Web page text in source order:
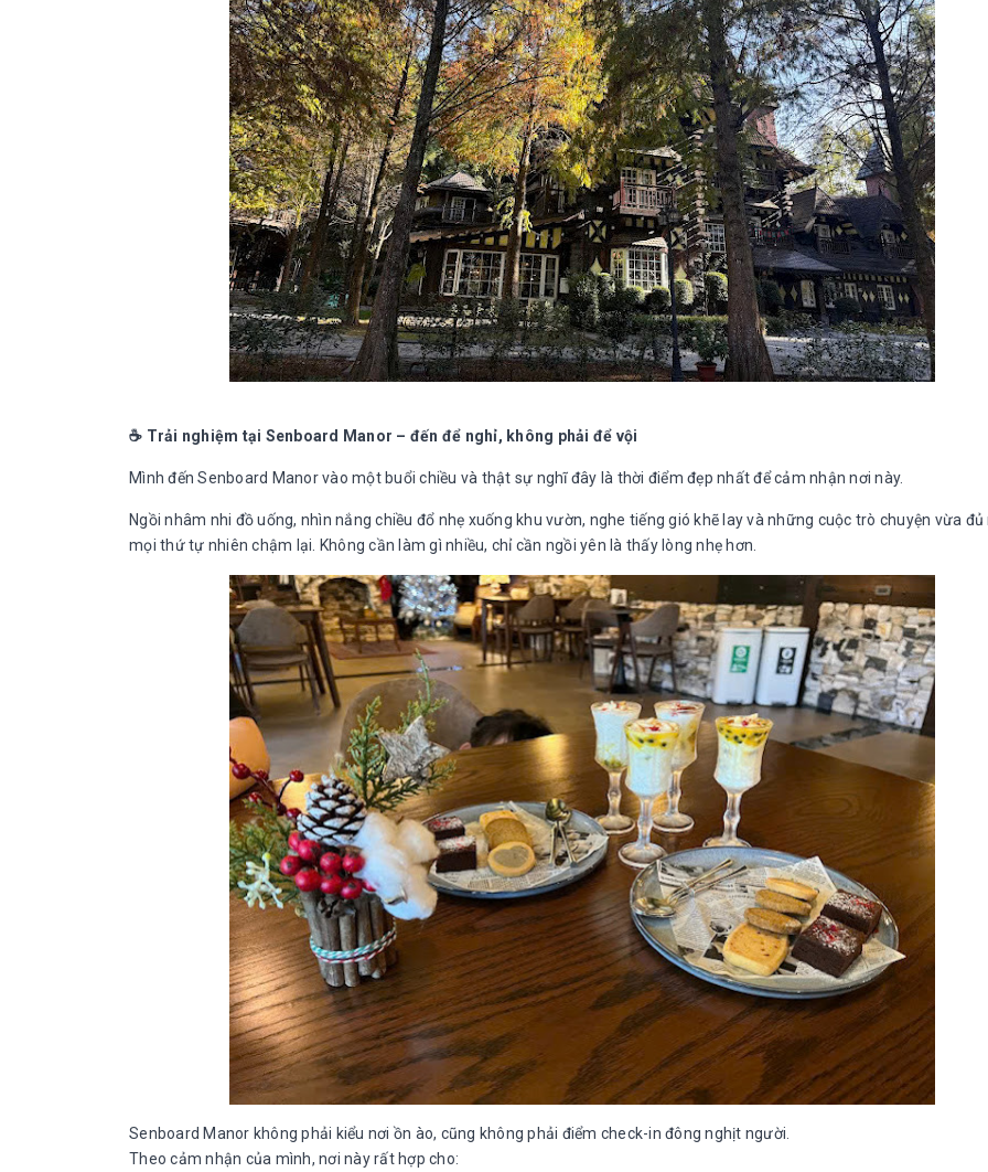
☕ Trải nghiệm tại Senboard Manor – đến để nghỉ, không phải để vội
Mình đến Senboard Manor vào một buổi chiều và thật sự nghĩ đây là thời điểm đẹp nhất để cảm nhận nơi này.
Ngồi nhâm nhi đồ uống, nhìn nắng chiều đổ nhẹ xuống khu vườn, nghe tiếng gió khẽ lay và những cuộc trò chuyện vừa
mọi thứ tự nhiên chậm lại. Không cần làm gì nhiều, chỉ cần ngồi yên là thấy lòng nhẹ hơn.
Senboard Manor không phải kiểu nơi ồn ào, cũng không phải điểm check-in đông nghịt người.
Theo cảm nhận của mình, nơi này rất hợp cho: